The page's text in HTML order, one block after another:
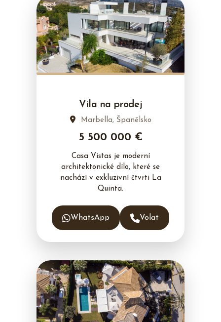
Vila na prodej
Marbella, Španělsko
5 500 000 €
Casa Vistas je moderní
architektonické dílo, které se
nachází v exkluzivní čtvrti La
Quinta.
WhatsApp Volat